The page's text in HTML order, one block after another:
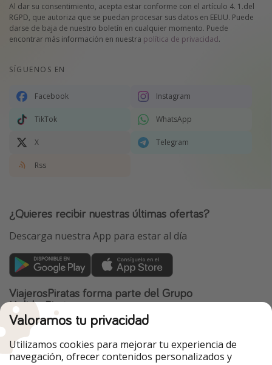
Al dar su consentimiento, acepta estar conforme con el artículo 4. 1.del
RGPD, que autoriza que se puedan procesar sus datos en EEUU. Puede
darse de baja de nuestro boletín en cualquier momento. Puede
encontrar más información en nuestra política de privacidad.
SÍGUENOS EN
Facebook Instagram
TikTok WhatsApp
X Telegram
Rss
¿Quieres recibir nuestras últimas ofertas?
Descarga nuestra App para estar al día
ViajerosPiratas forma parte del Grupo
HolidayPirates
Nuestros mercados
PiratinViaggio
HolidayPirates
VakantiePiraten
WakacyjniPiraci
Valoramos tu privacidad
Utilizamos cookies para mejorar tu experiencia de
navegación, ofrecer contenidos personalizados y